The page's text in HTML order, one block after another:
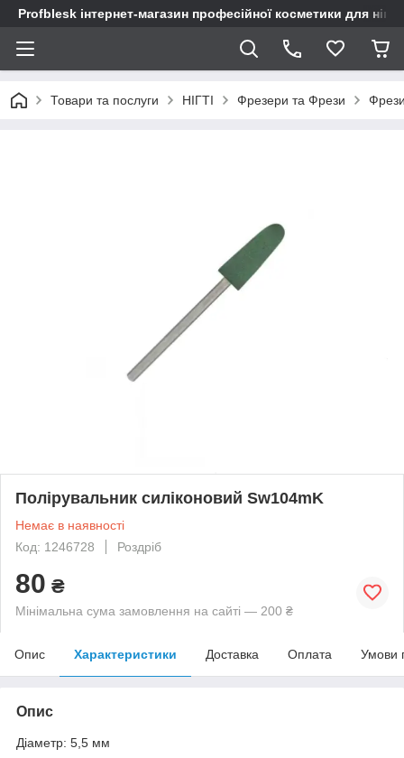
Profblesk інтернет-магазин професійної косметики для
Товари та послуги НІГТІ Фрезери та Фрези
Полірувальник силіконовий Sw104mK
Немає в наявності
Код: 1246728
Роздріб
80 ₴
Мінімальна сума замовлення на сайті — 200 ₴
Опис Характеристики Доставка Оплата Умови
Опис
Діаметр: 5,5 мм